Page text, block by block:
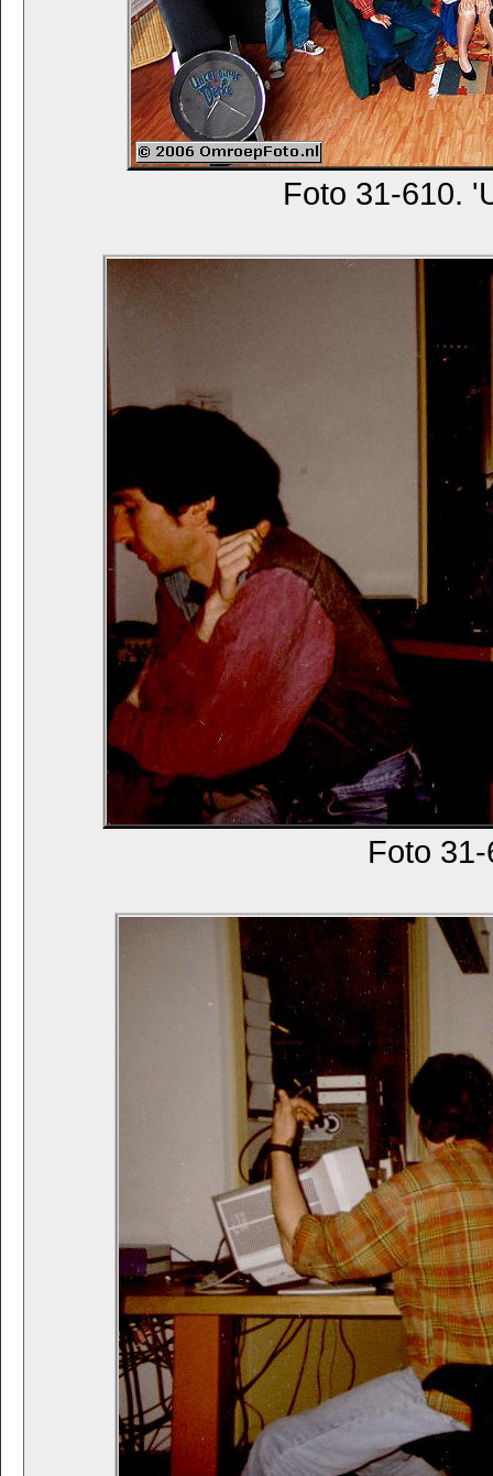
Foto 31-610.
Foto